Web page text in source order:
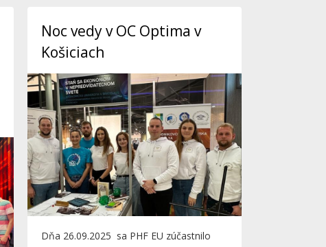
Noc vedy v OC Optima v
Košiciach
Dňa 26.09.2025 sa PHF EU zúčastnilo